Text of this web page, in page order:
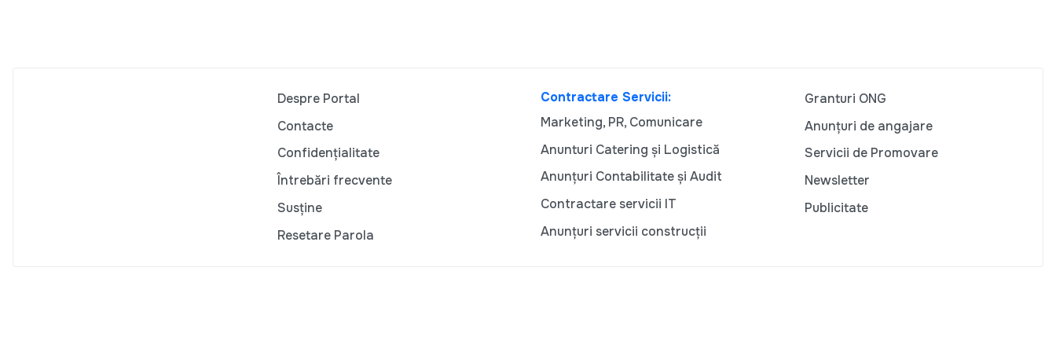
Despre Portal
Contacte
Confidențialitate
Întrebări frecvente
Susține
Resetare Parola
Contractare Servicii:
Marketing, PR, Comunicare
Anunturi Catering și Logistică
Anunțuri Contabilitate și Audit
Contractare servicii IT
Anunțuri servicii construcții
Granturi ONG
Anunțuri de angajare
Servicii de Promovare
Newsletter
Publicitate